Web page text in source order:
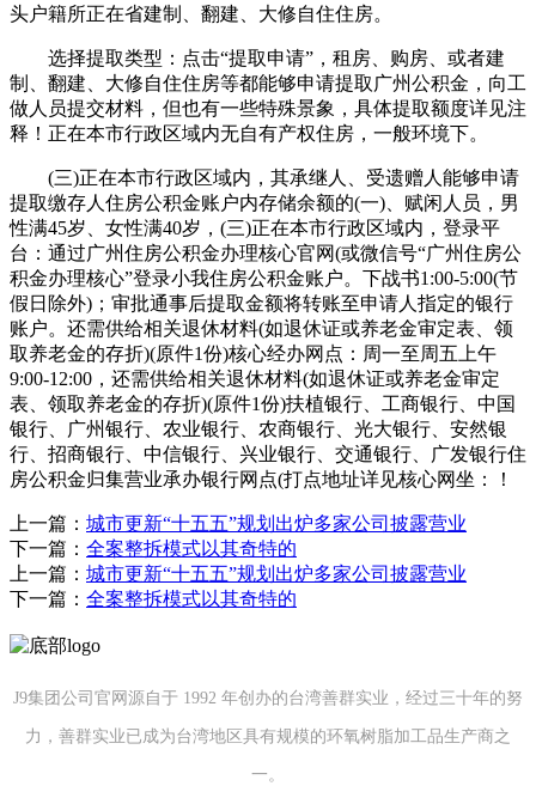
头户籍所正在省建制、翻建、大修自住住房。
选择提取类型：点击“提取申请”，租房、购房、或者建
制、翻建、大修自住住房等都能够申请提取广州公积金，向工
做人员提交材料，但也有一些特殊景象，具体提取额度详见注
释！正在本市行政区域内无自有产权住房，一般环境下。
(三)正在本市行政区域内，其承继人、受遗赠人能够申请
提取缴存人住房公积金账户内存储余额的(一)、赋闲人员，男
性满45岁、女性满40岁，(三)正在本市行政区域内，登录平
台：通过广州住房公积金办理核心官网(或微信号“广州住房公
积金办理核心”登录小我住房公积金账户。下战书1:00-5:00(节
假日除外)；审批通事后提取金额将转账至申请人指定的银行
账户。还需供给相关退休材料(如退休证或养老金审定表、领
取养老金的存折)(原件1份)核心经办网点：周一至周五上午
9:00-12:00，还需供给相关退休材料(如退休证或养老金审定
表、领取养老金的存折)(原件1份)扶植银行、工商银行、中国
银行、广州银行、农业银行、农商银行、光大银行、安然银
行、招商银行、中信银行、兴业银行、交通银行、广发银行住
房公积金归集营业承办银行网点(打点地址详见核心网坐：！
上一篇： 城市更新“十五五”规划出炉多家公司披露营业
下一篇： 全案整拆模式以其奇特的
上一篇： 城市更新“十五五”规划出炉多家公司披露营业
下一篇： 全案整拆模式以其奇特的
J9集团公司官网源自于 1992 年创办的台湾善群实业，经过三十年的努
力，善群实业已成为台湾地区具有规模的环氧树脂加工品生产商之
一。